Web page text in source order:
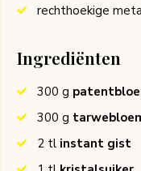
rechthoekige
Ingrediënten
300 g
300 g
2 tl instant gist